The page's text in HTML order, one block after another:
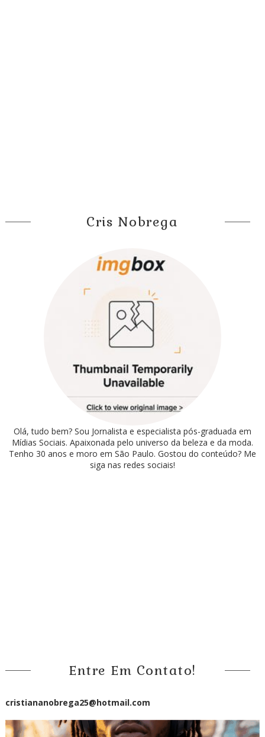
Cris Nobrega
Olá, tudo bem? Sou Jornalista e especialista pós-graduada em
Mídias Sociais. Apaixonada pelo universo da beleza e da moda.
Tenho 30 anos e moro em São Paulo. Gostou do conteúdo? Me
siga nas redes sociais!
Entre Em Contato!
cristiananobrega25@hotmail.com